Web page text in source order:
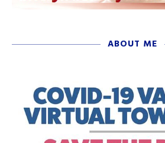
ABOUT ME